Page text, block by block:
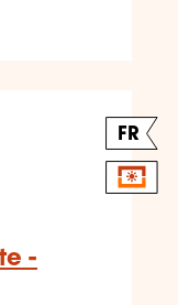
FR
-